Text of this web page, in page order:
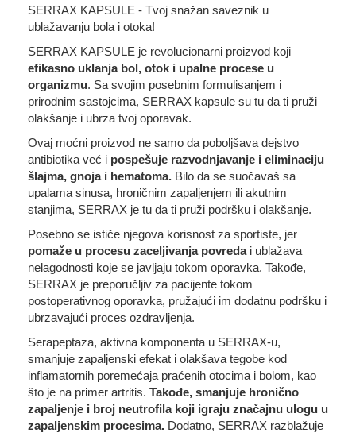
SERRAX KAPSULE - Tvoj snažan saveznik u
ublažavanju bola i otoka!
SERRAX KAPSULE je revolucionarni proizvod koji
efikasno uklanja bol, otok i upalne procese u
organizmu. Sa svojim posebnim formulisanjem i
prirodnim sastojcima, SERRAX kapsule su tu da ti pruži
olakšanje i ubrza tvoj oporavak.
Ovaj moćni proizvod ne samo da poboljšava dejstvo
antibiotika već i pospešuje razvodnjavanje i eliminaciju
šlajma, gnoja i hematoma. Bilo da se suočavaš sa
upalama sinusa, hroničnim zapaljenjem ili akutnim
stanjima, SERRAX je tu da ti pruži podršku i olakšanje.
Posebno se ističe njegova korisnost za sportiste, jer
pomaže u procesu zaceljivanja povredai ublažava
nelagodnosti koje se javljaju tokom oporavka. Takođe,
SERRAX je preporučljiv za pacijente tokom
postoperativnog oporavka, pružajući im dodatnu podršku i
ubrzavajući proces ozdravljenja.
Serapeptaza, aktivna komponenta u SERRAX-u,
smanjuje zapaljenski efekat i olakšava tegobe kod
inflamatornih poremećaja praćenih otocima i bolom, kao
što je na primer artritis. Takođe, smanjuje hronično
zapaljenje i broj neutrofila koji igraju značajnu ulogu u
zapaljenskim procesima. Dodatno, SERRAX razblažuje